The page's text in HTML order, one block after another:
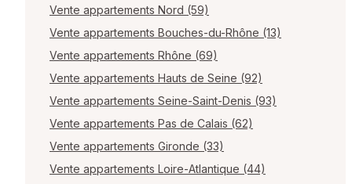
Vente appartements Nord (59)
Vente appartements Bouches-du-Rhône (13)
Vente appartements Rhône (69)
Vente appartements Hauts de Seine (92)
Vente appartements Seine-Saint-Denis (93)
Vente appartements Pas de Calais (62)
Vente appartements Gironde (33)
Vente appartements Loire-Atlantique (44)